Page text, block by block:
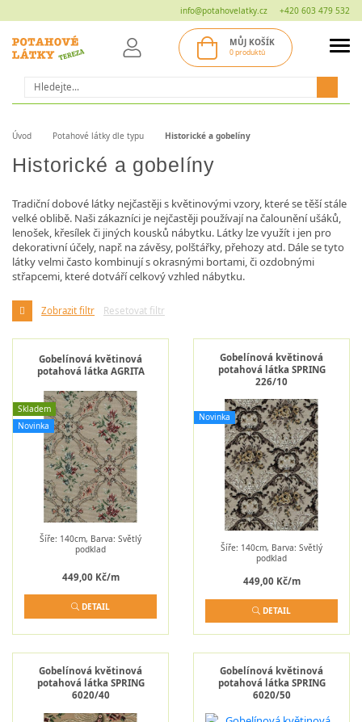
info@potahovelatky.cz +420 603 479 532
Hledat
MŮJ KOŠÍK
0 produktů
Úvod Potahové látky dle typu Historické a gobelíny
Historické a gobelíny
Tradiční dobové látky nejčastěji s květinovými vzory, které se těší stále
velké oblibě. Naši zákazníci je nejčastěji používají na čalounění ušáků,
lenošek, křesílek či jiných kousků nábytku. Látky lze využít i jen pro
dekorativní účely, např. na závěsy, polštářky, přehozy atd. Dále se tyto
látky velmi často kombinují s okrasnými bortami, či ozdobnými
střapcemi, které dotváří celkový vzhled nábytku.
Zobrazit filtr Resetovat filtr
Gobelínová květinová
potahová látka AGRITA
Skladem
Novinka
Šíře: 140cm, Barva: Světlý
podklad
449,00 Kč/m
DETAIL
Gobelínová květinová
potahová látka SPRING
226/10
Novinka
Šíře: 140cm, Barva: Světlý
podklad
449,00 Kč/m
DETAIL
Gobelínová květinová
potahová látka SPRING
6020/40
Gobelínová květinová
potahová látka SPRING
6020/50